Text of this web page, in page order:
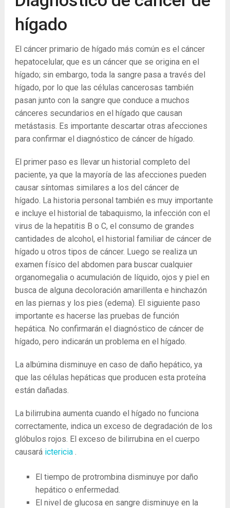
hígado
El cáncer primario de hígado más común es el cáncer
hepatocelular, que es un cáncer que se origina en el
hígado; sin embargo, toda la sangre pasa a través del
hígado, por lo que las células cancerosas también
pasan junto con la sangre que conduce a muchos
cánceres secundarios en el hígado que causan
metástasis. Es importante descartar otras afecciones
para confirmar el diagnóstico de cáncer de hígado.
El primer paso es llevar un historial completo del
paciente, ya que la mayoría de las afecciones pueden
causar síntomas similares a los del cáncer de
hígado. La historia personal también es muy importante
e incluye el historial de tabaquismo, la infección con el
virus de la hepatitis B o C, el consumo de grandes
cantidades de alcohol, el historial familiar de cáncer de
hígado u otros tipos de cáncer. Luego se realiza un
examen físico del abdomen para buscar cualquier
organomegalia o acumulación de líquido, ojos y piel en
busca de alguna decoloración amarillenta e hinchazón
en las piernas y los pies (edema). El siguiente paso
importante es hacerse las pruebas de función
hepática. No confirmarán el diagnóstico de cáncer de
hígado, pero indicarán un problema en el hígado.
La albúmina disminuye en caso de daño hepático, ya
que las células hepáticas que producen esta proteína
están dañadas.
La bilirrubina aumenta cuando el hígado no funciona
correctamente, indica un exceso de degradación de los
glóbulos rojos. El exceso de bilirrubina en el cuerpo
causará ictericia.
El tiempo de protrombina disminuye por daño
hepático o enfermedad.
El nivel de glucosa en sangre disminuye en la